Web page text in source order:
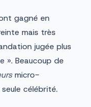
gagné en
mais très
jugée plus
». Beaucoup de
micro-
célébrité.